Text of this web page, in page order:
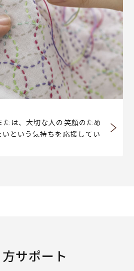
は、大切な人の笑顔のため
という気持ちを応援してい
サポート